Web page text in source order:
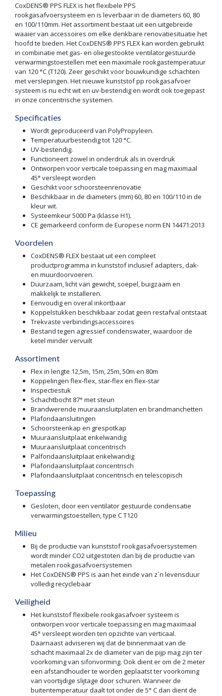
CoxDENS® PPS FLEX is het flexibele PPS
rookgasafvoersysteem en is leverbaar in de diameters 60, 80
en 100/110mm. Het assortiment bestaat uit een uitgebreide
waaier van accessoires om elke denkbare renovatiesituatie het
hoofd te bieden. Het CoxDENS® PPS FLEX kan worden gebruikt
in combinatie met gas- en oliegestookte ventilatorgestuurde
verwarmingstoestellen met een maximale rookgastemperatuur
van 120 °C (T120). Zeer geschikt voor bouwkundige schachten
met verslepingen. Het nieuwe kunststof pp rookgasafvoer
systeem is nu echt wit en uv-bestendig en wordt ook toegepast
in onze concentrische systemen.
Specificaties
Wordt geproduceerd van PolyPropyleen.
Temperatuurbestendig tot 120 °C.
UV-bestendig.
Functioneert zowel in onderdruk als in overdruk
Ontworpen voor verticale toepassing en mag maximaal
45° versleept worden
Geschikt voor schoorsteenrenovatie
Beschikbaar in de diameters (mm) 60, 80 en 100/110 in de
kleur wit.
Systeemkeur 5000 Pa (klasse H1).
CE gemarkeerd conform de Europese norm EN 14471:2013
Voordelen
CoxDENS® FLEX bestaat uit een compleet
productprogramma in kunststof inclusief adapters, dak-
en muurdoorvoeren.
Duurzaam, licht van gewicht, soepel, buigzaam en
makkelijk te installeren.
Eenvoudig en overal inkortbaar
Koppelstukken beschikbaar zodat geen restafval ontstaat
Trekvaste verbindingsaccessoires
Bestand tegen agressief condenswater, waardoor de
ketel minder vervuilt
Assortiment
Flex in lengte 12,5m, 15m, 25m, 50m en 80m
Koppelingen flex-flex, star-flex en flex-star
Inspectiestuk
Schachtbocht 87° met steun
Brandwerende muuraansluitplaten en brandmanchetten
Plafondaansluitingen
Schoorsteenkap en grespotkap
Muuraansluitplaat enkelwandig
Muuraansluitplaat concentrisch
Palfondaansluitplaat enkelwandig
Plafondaansluitplaat concentrisch
Plafondaansluitplaat concentrisch en telescopisch
Toepassing
Gesloten, door een ventilator gestuurde condensatie
verwarmingstoestellen, type C T120
Milieu
Bij de productie van kunststof rookgasafvoersystemen
wordt minder CO2 uitgestoten dan bij de productie van
metalen rookgasafvoersystemen
Het CoxDENS® PPS is aan het einde van z´n levensduur
volledig recyclebaar
Veiligheid
Het kunststof flexibele rookgasafvoer systeem is
ontworpen voor verticale toepassing en mag maximaal
45° versleept worden ten opzichte van verticaal.
Daarnaast adviseren wij dat de binnenmaat van de
schacht maximaal 2x de diameter van de pijp mag zijn ter
voorkoming van sifonvorming. Ook dient er om de 2 meter
een afstandhouder te worden geplaatst ter voorkoming
van voortijdige slijtage door schuren. Wanneer de
buitentemperatuur daalt tot onder de 5° C dan dient de